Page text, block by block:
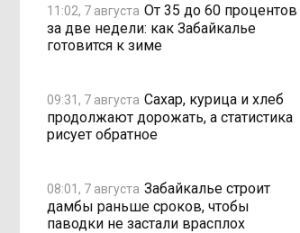
11:02, 7 августа От 35 до 60 процентов
за две недели: как Забайкалье
готовится к зиме
09:31, 7 августа Сахар, курица и хлеб
продолжают дорожать, а статистика
рисует обратное
08:01, 7 августа Забайкалье строит
дамбы раньше сроков, чтобы
паводки не застали врасплох